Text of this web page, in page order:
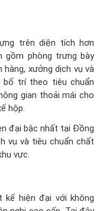
trên diện tích hơn
gồm phòng trưng bày
xưởng dịch vụ và
bố trí theo tiêu chuẩn
gian thoải mái cho
hộp.
đại bậc nhất tại Đồng
vụ và tiêu chuẩn chất
vực.
kế hiện đại với không